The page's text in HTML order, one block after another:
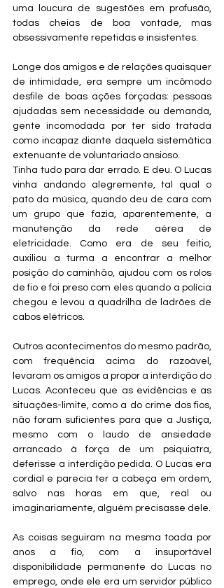
uma loucura de sugestões em profusão,
todas cheias de boa vontade, mas
obsessivamente repetidas e insistentes.
Longe dos amigos e de relações quaisquer
de intimidade, era sempre um incômodo
desfile de boas ações forçadas: pessoas
ajudadas sem necessidade ou demanda,
gente incomodada por ter sido tratada
como incapaz diante daquela sistemática
extenuante de voluntariado ansioso.
Tinha tudo para dar errado. E deu. O Lucas
vinha andando alegremente, tal qual o
pato da música, quando deu de cara com
um grupo que fazia, aparentemente, a
manutenção da rede aérea de
eletricidade. Como era de seu feitio,
auxiliou a turma a encontrar a melhor
posição do caminhão, ajudou com os rolos
de fio e foi preso com eles quando a polícia
chegou e levou a quadrilha de ladrões de
cabos elétricos.
Outros acontecimentos do mesmo padrão,
com frequência acima do razoável,
levaram os amigos a propor a interdição do
Lucas. Aconteceu que as evidências e as
situações-limite, como a do crime dos fios,
não foram suficientes para que a Justiça,
mesmo com o laudo de ansiedade
arrancado à força de um psiquiatra,
deferisse a interdição pedida. O Lucas era
cordial e parecia ter a cabeça em ordem,
salvo nas horas em que, real ou
imaginariamente, alguém precisasse dele.
As coisas seguiram na mesma toada por
anos a fio, com a insuportável
disponibilidade permanente do Lucas no
emprego, onde ele era um servidor público